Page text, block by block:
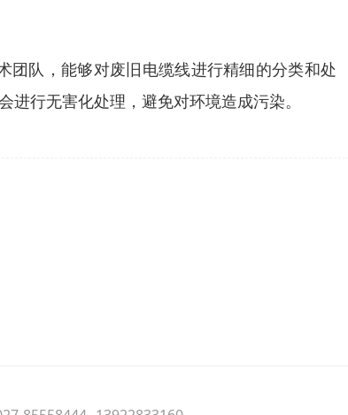
团队，能够对废旧电缆线进行精细的分类和处
行无害化处理，避免对环境造成污染。